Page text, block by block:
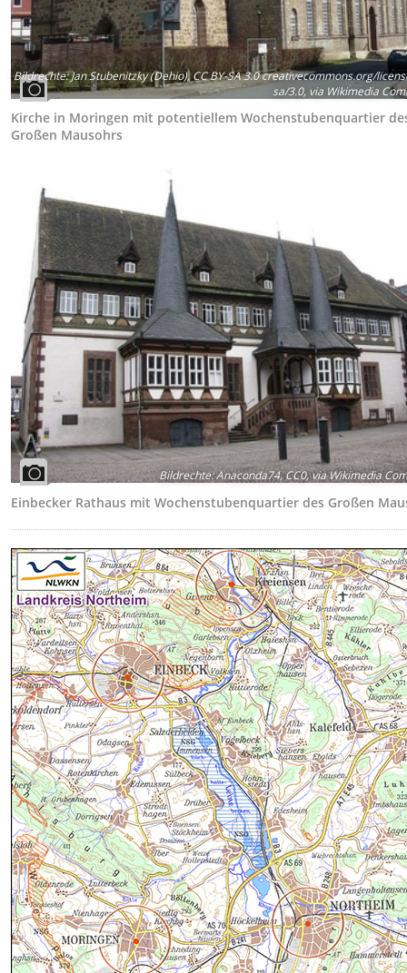
Bildrechte:Jan Stubenitzky (Dehio), CC BY-SA 3.0 creativecommons.org/
sa/3.0, via Wikimedia
Kirche in Moringen mit potentiellem Wochenstubenquartier
Großen Mausohrs
Bildrechte:Anaconda74, CC0, via Wikimedia
Einbecker Rathaus mit Wochenstubenquartier des Großen